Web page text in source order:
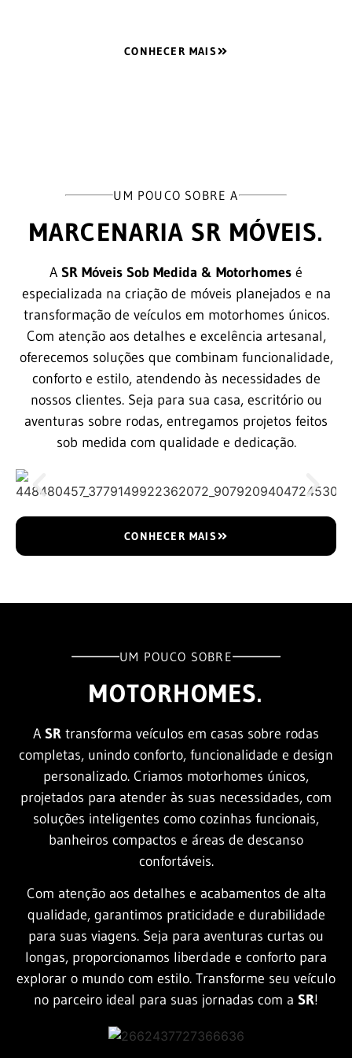
CONHECER MAIS
UM POUCO SOBRE A
MARCENARIA SR MÓVEIS.
A SR Móveis Sob Medida & Motorhomes é
especializada na criação de móveis planejados e na
transformação de veículos em motorhomes únicos.
Com atenção aos detalhes e excelência artesanal,
oferecemos soluções que combinam funcionalidade,
conforto e estilo, atendendo às necessidades de
nossos clientes. Seja para sua casa, escritório ou
aventuras sobre rodas, entregamos projetos feitos
sob medida com qualidade e dedicação.
CONHECER MAIS
UM POUCO SOBRE
MOTORHOMES.
A SR transforma veículos em casas sobre rodas
completas, unindo conforto, funcionalidade e design
personalizado. Criamos motorhomes únicos,
projetados para atender às suas necessidades, com
soluções inteligentes como cozinhas funcionais,
banheiros compactos e áreas de descanso
confortáveis.
Com atenção aos detalhes e acabamentos de alta
qualidade, garantimos praticidade e durabilidade
para suas viagens. Seja para aventuras curtas ou
longas, proporcionamos liberdade e conforto para
explorar o mundo com estilo. Transforme seu veículo
no parceiro ideal para suas jornadas com a SR!